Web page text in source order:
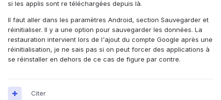
si les applis sont re téléchargées depuis là.
Il faut aller dans les paramètres Android, section Sauvegarder et
réinitialiser. Il y a une option pour sauvegarder les données. La
restauration intervient lors de l'ajout du compte Google après une
réinitialisation, je ne sais pas si on peut forcer des applications à
se réinstaller en dehors de ce cas de figure par contre.
Citer